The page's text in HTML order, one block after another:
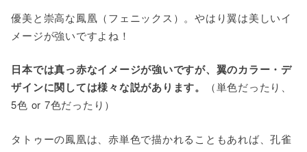
優美と崇高な鳳凰（フェニックス）。やはり翼は美しいイ
メージが強いですよね！
日本では真っ赤なイメージが強いですが、翼のカラー・デ
ザインに関しては様々な説があります。
（単色だったり、
5色 or 7色だったり）
タトゥーの鳳凰は、赤単色で描かれることもあれば、孔雀